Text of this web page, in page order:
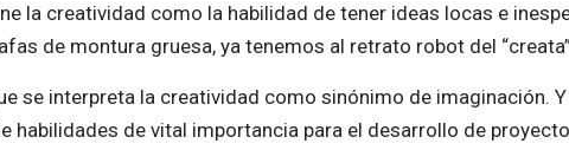
la creatividad como la habilidad de tener ideas locas e
de montura gruesa, ya tenemos al retrato robot del
se interpreta la creatividad como sinónimo de imaginación.
habilidades de vital importancia para el desarrollo de